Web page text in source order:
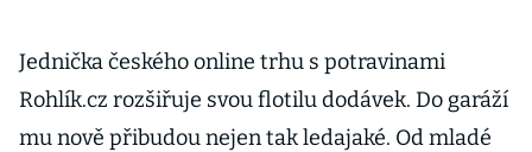
Jednička českého online trhu s potravinami
Rohlík.cz rozšiřuje svou flotilu dodávek. Do garáží
mu nově přibudou nejen tak ledajaké. Od mladé